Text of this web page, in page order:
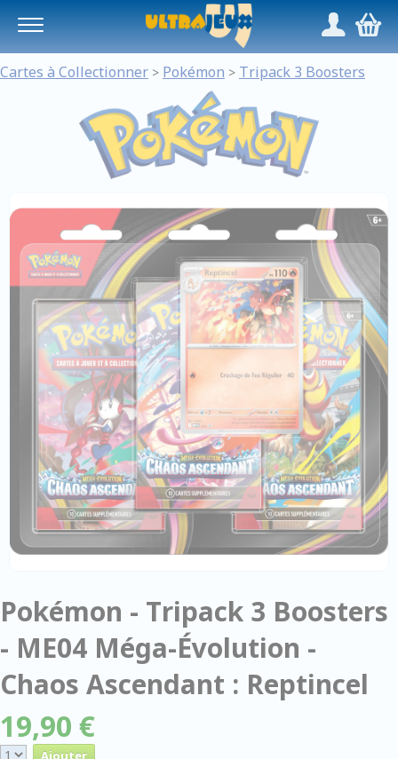
/,
Cartes à Collectionner > Pokémon > Tripack 3 Boosters
Pokémon - Tripack 3 Boosters
- ME04 Méga-Évolution -
Chaos Ascendant : Reptincel
19,90 €